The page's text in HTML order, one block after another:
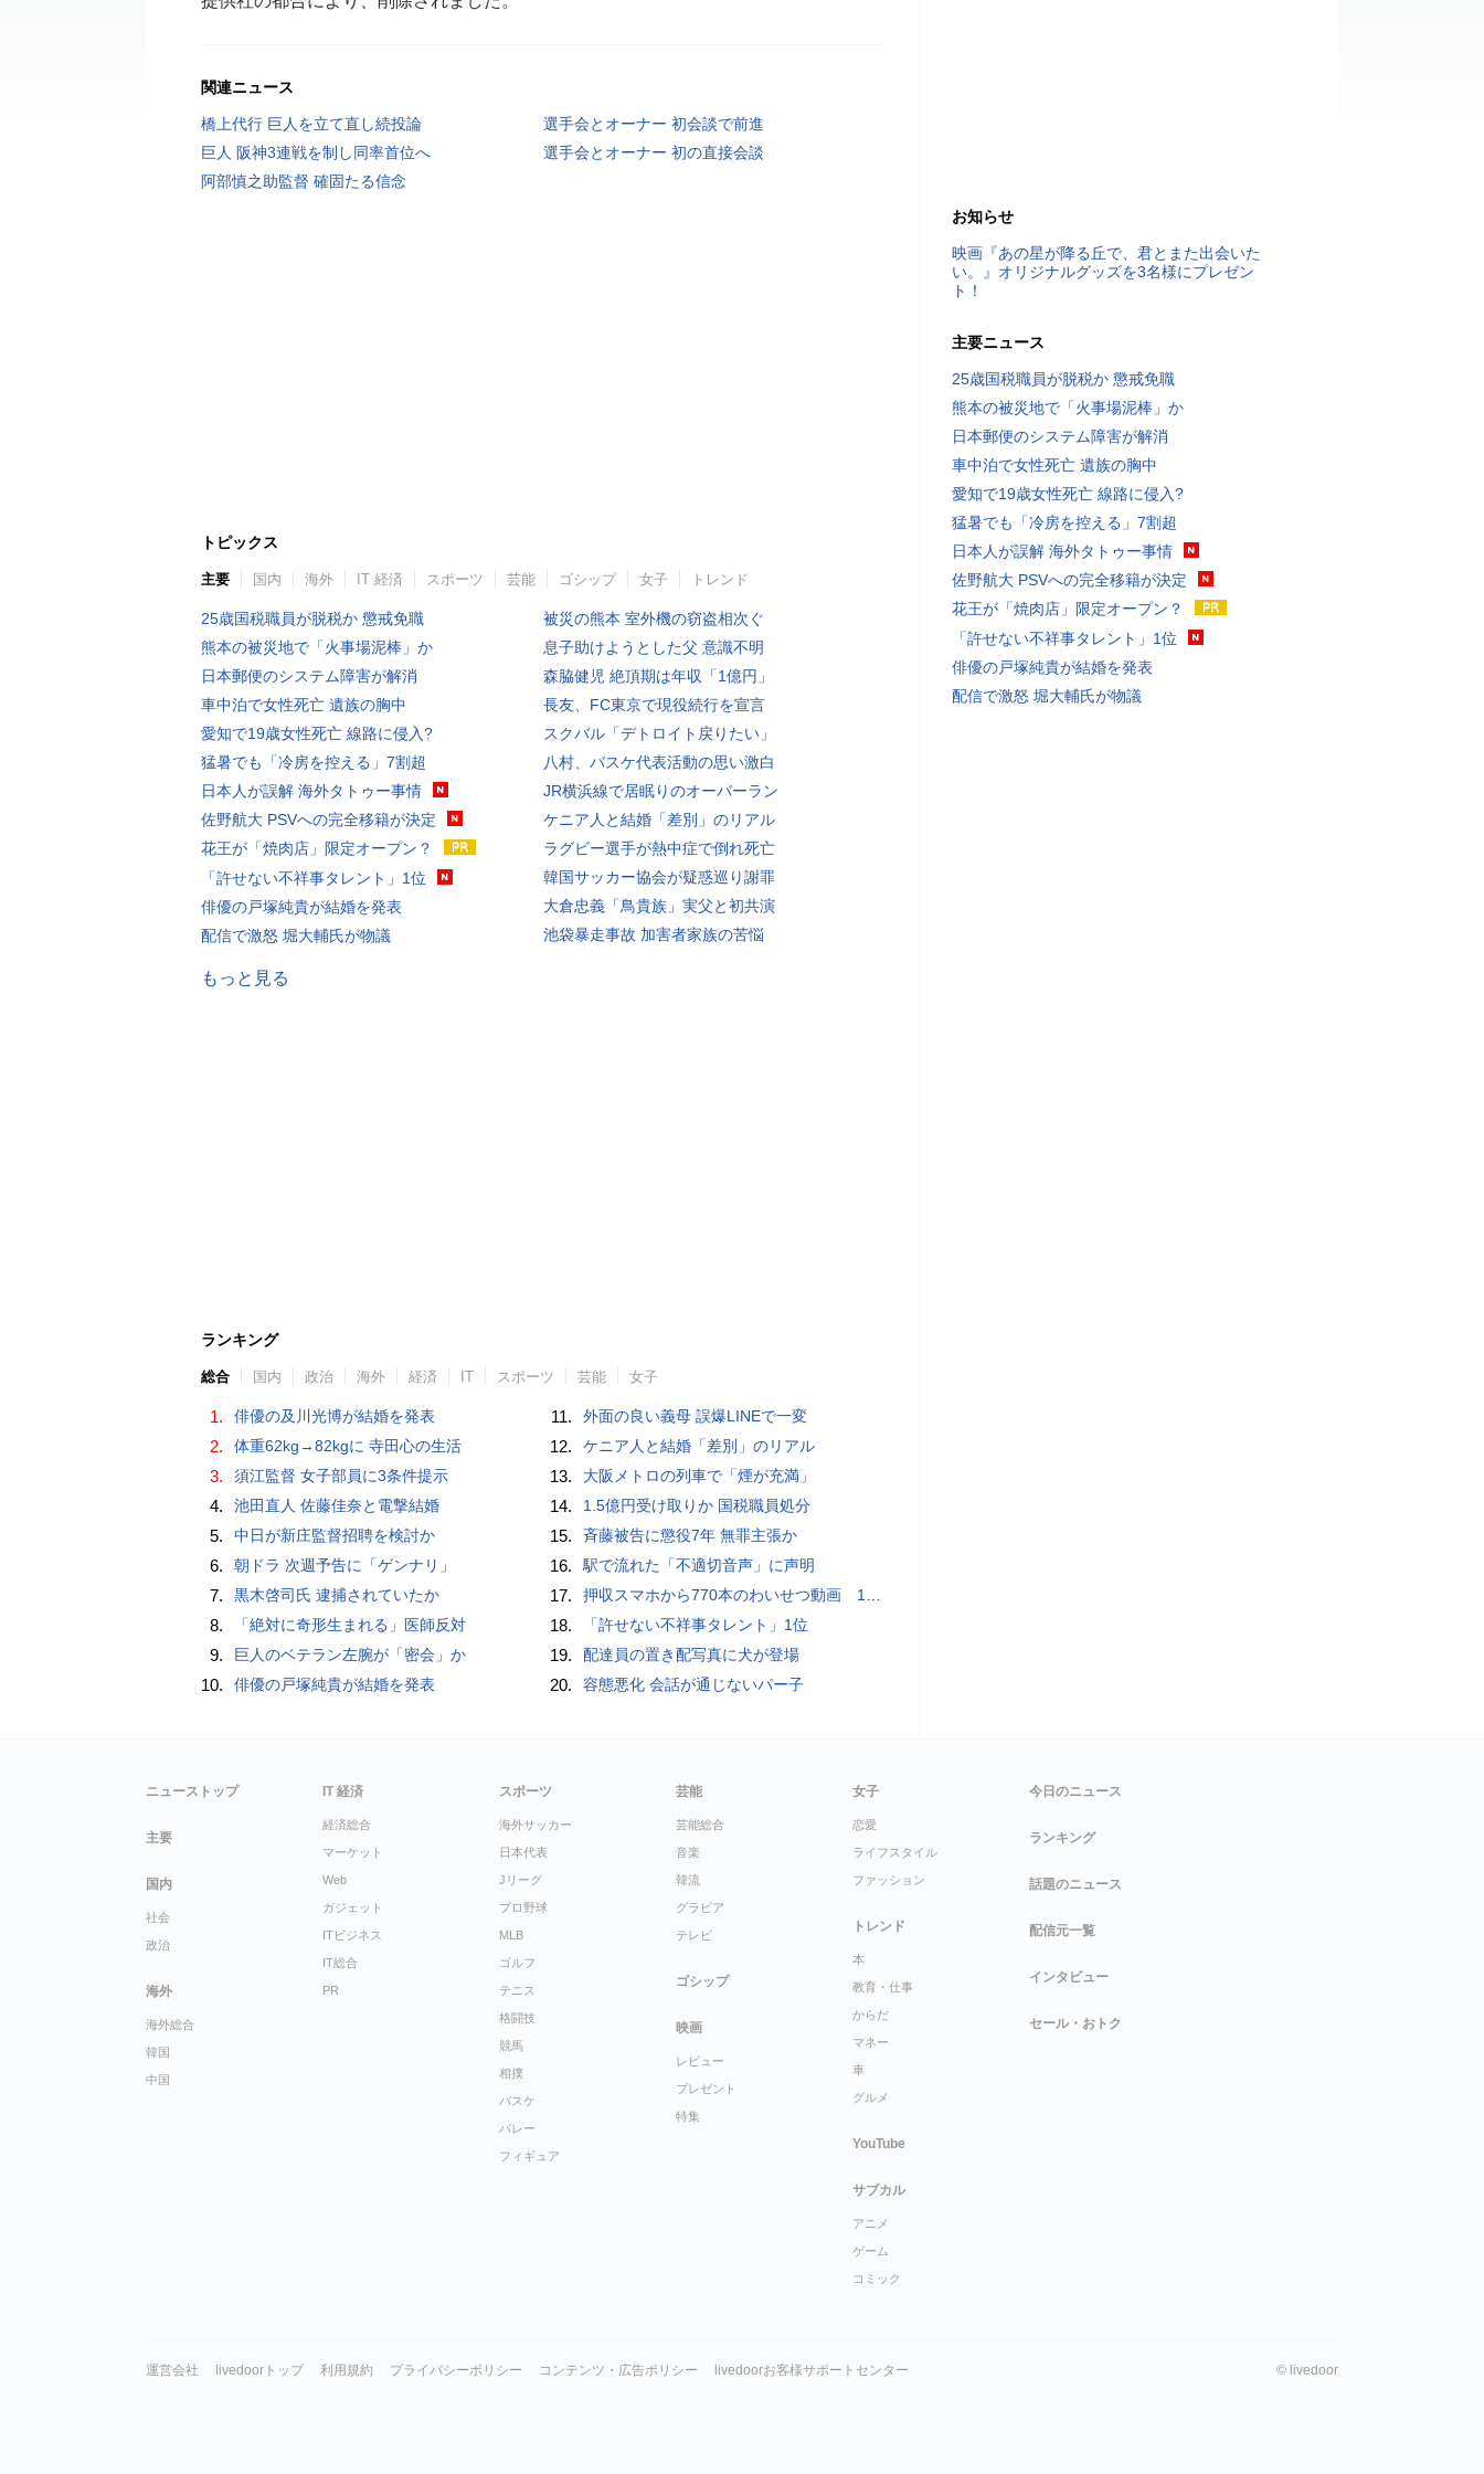
関連ニュース
橋上代行 巨人を立て直し続投論
選手会とオーナー 初会談で前進
巨人 阪神3連戦を制し同率首位へ
選手会とオーナー 初の直接会談
阿部慎之助監督 確固たる信念
トピックス
主要 国内 海外 IT 経済 スポーツ 芸能 ゴシップ 女子 トレンド
25歳国税職員が脱税か 懲戒免職
熊本の被災地で「火事場泥棒」か
日本郵便のシステム障害が解消
車中泊で女性死亡 遺族の胸中
愛知で19歳女性死亡 線路に侵入?
猛暑でも「冷房を控える」7割超
日本人が誤解 海外タトゥー事情
佐野航大 PSVへの完全移籍が決定
花王が「焼肉店」限定オープン？
「許せない不祥事タレント」1位
俳優の戸塚純貴が結婚を発表
配信で激怒 堀大輔氏が物議
被災の熊本 室外機の窃盗相次ぐ
息子助けようとした父 意識不明
森脇健児 絶頂期は年収「1億円」
長友、FC東京で現役続行を宣言
スクバル「デトロイト戻りたい」
八村、バスケ代表活動の思い激白
JR横浜線で居眠りのオーバーラン
ケニア人と結婚「差別」のリアル
ラグビー選手が熱中症で倒れ死亡
韓国サッカー協会が疑惑巡り謝罪
大倉忠義「鳥貴族」実父と初共演
池袋暴走事故 加害者家族の苦悩
もっと見る
ランキング
総合 国内 政治 海外 経済 IT スポーツ 芸能 女子
1. 俳優の及川光博が結婚を発表
2. 体重62kg→82kgに 寺田心の生活
3. 須江監督 女子部員に3条件提示
4. 池田直人 佐藤佳奈と電撃結婚
5. 中日が新庄監督招聘を検討か
6. 朝ドラ 次週予告に「ゲンナリ」
7. 黒木啓司氏 逮捕されていたか
8. 「絶対に奇形生まれる」医師反対
9. 巨人のベテラン左腕が「密会」か
10. 俳優の戸塚純貴が結婚を発表
11. 外面の良い義母 誤爆LINEで一変
12. ケニア人と結婚「差別」のリアル
13. 大阪メトロの列車で「煙が充満」
14. 1.5億円受け取りか 国税職員処分
15. 斉藤被告に懲役7年 無罪主張か
16. 駅で流れた「不適切音声」に声明
17. 押収スマホから770本のわいせつ動画 15歳少女に酒と薬飲ませ性的暴行か 54歳男を再逮捕 「薬もありますよ」とSNSで誘い出し
18. 「許せない不祥事タレント」1位
19. 配達員の置き配写真に犬が登場
20. 容態悪化 会話が通じないパー子
お知らせ
映画『あの星が降る丘で、君とまた出会いた
い。』オリジナルグッズを3名様にプレゼン
ト！
主要ニュース
25歳国税職員が脱税か 懲戒免職
熊本の被災地で「火事場泥棒」か
日本郵便のシステム障害が解消
車中泊で女性死亡 遺族の胸中
愛知で19歳女性死亡 線路に侵入?
猛暑でも「冷房を控える」7割超
日本人が誤解 海外タトゥー事情
佐野航大 PSVへの完全移籍が決定
花王が「焼肉店」限定オープン？
「許せない不祥事タレント」1位
俳優の戸塚純貴が結婚を発表
配信で激怒 堀大輔氏が物議
ニューストップ
主要
国内
社会
政治
海外
海外総合
韓国
中国
IT 経済
経済総合
マーケット
Web
ガジェット
ITビジネス
IT総合
PR
スポーツ
海外サッカー
日本代表
Jリーグ
プロ野球
MLB
ゴルフ
テニス
格闘技
競馬
相撲
バスケ
バレー
フィギュア
芸能
芸能総合
音楽
韓流
グラビア
テレビ
ゴシップ
映画
レビュー
プレゼント
特集
女子
恋愛
ライフスタイル
ファッション
トレンド
本
教育・仕事
からだ
マネー
車
グルメ
YouTube
サブカル
アニメ
ゲーム
コミック
今日のニュース
ランキング
話題のニュース
配信元一覧
インタビュー
セール・おトク
運営会社 livedoorトップ 利用規約 プライバシーポリシー コンテンツ・広告ポリシー livedoorお客様サポートセンター © livedoor